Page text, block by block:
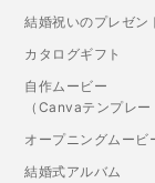
結婚祝いのプレゼン
カタログギフト
自作ムービー
（Canvaテンプレー
オープニングムービ
結婚式アルバム